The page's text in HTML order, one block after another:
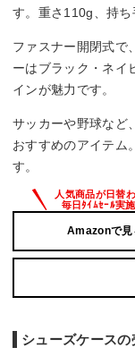
す。重さ110g、持ち
ファスナー開閉式で
ーはブラック・ネイ
インが魅力です。
サッカーや野球など
おすすめのアイテム
す。
Amazonで見
シューズケース